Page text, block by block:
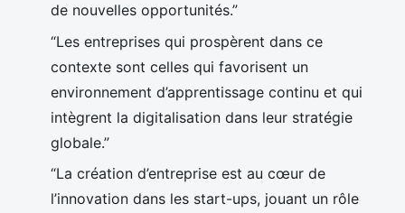
de nouvelles opportunités.”
“Les entreprises qui prospèrent dans ce
contexte sont celles qui favorisent un
environnement d’apprentissage continu et qui
intègrent la digitalisation dans leur stratégie
globale.”
“La création d’entreprise est au cœur de
l’innovation dans les start-ups, jouant un rôle